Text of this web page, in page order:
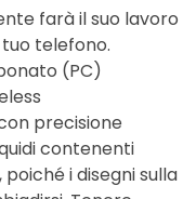
farà il suo lavoro
telefono.
(PC)
precisione
contenenti
i disegni sulla